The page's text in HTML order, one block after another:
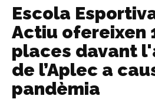
Escola
Actiu ofereixen
places davant
de l’Aplec a
pandèmia